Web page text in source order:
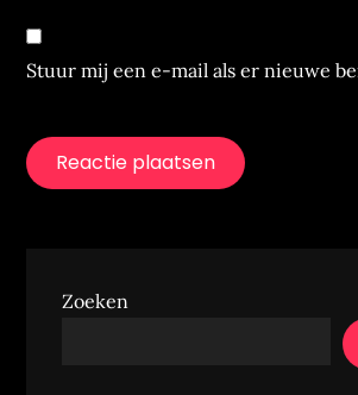
Stuur mij een e-mail als er nieuwe
Zoeken